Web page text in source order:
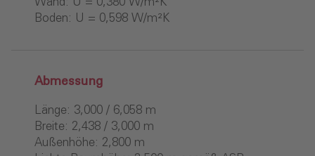
Wand: U = 0,380 W/m²K
Boden: U = 0,598 W/m²K
Abmessung
Länge: 3,000 / 6,058 m
Breite: 2,438 / 3,000 m
Außenhöhe: 2,800 m